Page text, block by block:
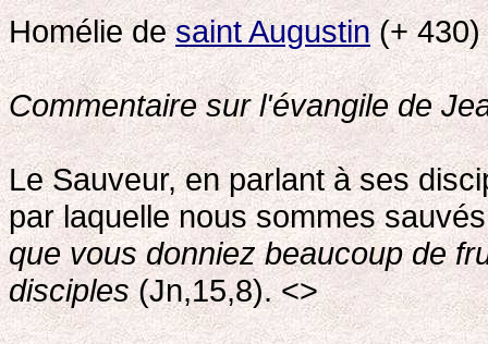
Homélie desaint Augustin(+ 430)
Commentaire sur l'évangile de
Le Sauveur, en parlant à ses
par laquelle nous sommes
que vous donniez beaucoup de
disciples(Jn,15,8). <>